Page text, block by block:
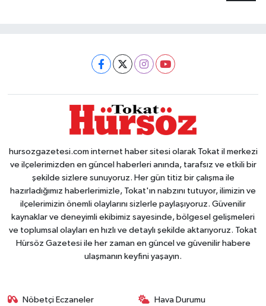
hursozgazetesi.com internet haber sitesi olarak Tokat il merkezi
ve ilçelerimizden en güncel haberleri anında, tarafsız ve etkili bir
şekilde sizlere sunuyoruz. Her gün titiz bir çalışma ile
hazırladığımız haberlerimizle, Tokat'ın nabzını tutuyor, ilimizin ve
ilçelerimizin önemli olaylarını sizlerle paylaşıyoruz. Güvenilir
kaynaklar ve deneyimli ekibimiz sayesinde, bölgesel gelişmeleri
ve toplumsal olayları en hızlı ve detaylı şekilde aktarıyoruz. Tokat
Hürsöz Gazetesi ile her zaman en güncel ve güvenilir habere
ulaşmanın keyfini yaşayın.
Nöbetçi Eczaneler Hava Durumu